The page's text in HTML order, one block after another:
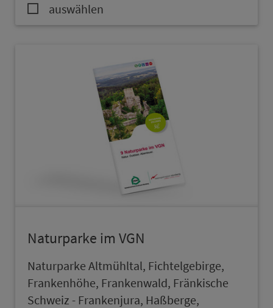
auswählen
Naturparke im VGN
Naturparke Altmühltal, Fich­tel­ge­bir­ge,
Frankenhöhe, Franken­wald, Frän­kische
Schweiz - Franken­jura, Haßberge,